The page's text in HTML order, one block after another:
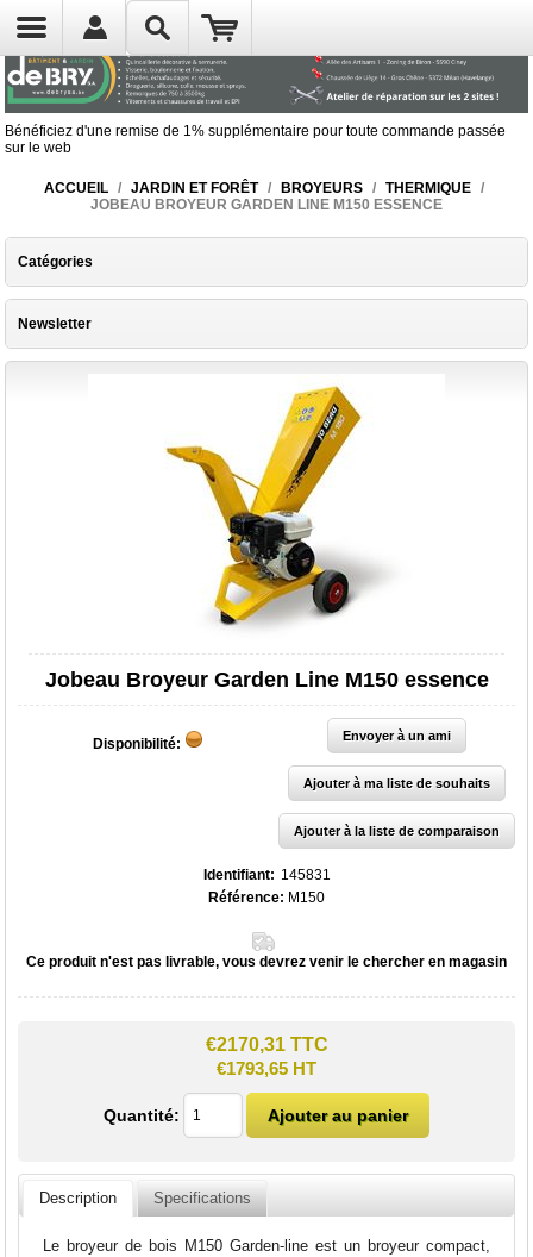
Bénéficiez d'une remise de 1% supplémentaire pour toute commande passée
sur le web
ACCUEIL / JARDIN ET FORÊT / BROYEURS / THERMIQUE
/
JOBEAU BROYEUR GARDEN LINE M150 ESSENCE
Catégories
Newsletter
Jobeau Broyeur Garden Line M150 essence
Disponibilité:
Identifiant: 145831
Référence: M150
Ce produit n'est pas livrable, vous devrez venir le chercher en magasin
€2170,31 TTC
€1793,65 HT
Quantité:
Description Specifications
Le broyeur de bois M150 Garden-line est un broyeur compact,